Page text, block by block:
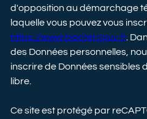
d'opposition au démarchage
laquelle vous pouvez vous
https://www.bloctel.gouv.fr.
des Données personnelles,
inscrire de Données sensibles
libre.
Ce site est protégé par